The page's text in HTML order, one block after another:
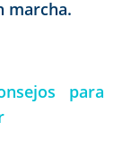
marcha.
para